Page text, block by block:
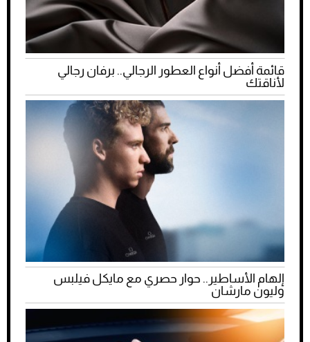
قائمة أفضل أنواع العطور الرجالي.. برفان رجالي
لأناقتك
إلهام الأساطير.. حوار حصري مع مايكل فيلبس
وليون مارشان